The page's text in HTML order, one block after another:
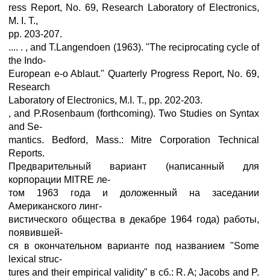
ress Report, No. 69, Research Laboratory of Electronics,
M. I. T.,
pp. 203-207.
.... . , and T.Langendoen (1963). "The reciprocating cycle of
the Indo-
European e-o Ablaut." Quarterly Progress Report, No. 69,
Research
Laboratory of Electronics, M.I. T., pp. 202-203.
, and P.Rosenbaum (forthcoming). Two Studies on Syntax
and Se-
mantics. Bedford, Mass.: Mitre Corporation Technical
Reports.
Предварительный вариант (написанный для
корпорации MITRE ле-
том 1963 года и доложенный на заседании
Американского линг-
вистического общества в декабре 1964 года) работы,
появившей-
ся в окончательном варианте под названием "Some
lexical struc-
tures and their empirical validity" в сб.: R. A; Jacobs and P.